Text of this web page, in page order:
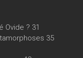
Ovide ? 31
35